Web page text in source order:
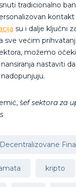
tradicionalno
kontakt
su i dalje ključni
sve većim
možemo
nastaviti
šef sektora za
Decentralizovane
kripto